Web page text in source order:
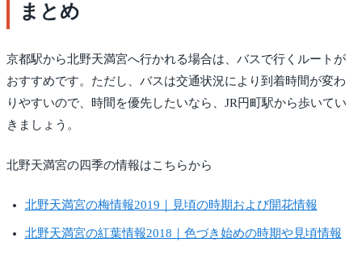
まとめ
京都駅から北野天満宮へ行かれる場合は、バスで行くルートが
おすすめです。ただし、バスは交通状況により到着時間が変わ
りやすいので、時間を優先したいなら、JR円町駅から歩いてい
きましょう。
北野天満宮の四季の情報はこちらから
北野天満宮の梅情報2019｜見頃の時期および開花情報
北野天満宮の紅葉情報2018｜色づき始めの時期や見頃情報